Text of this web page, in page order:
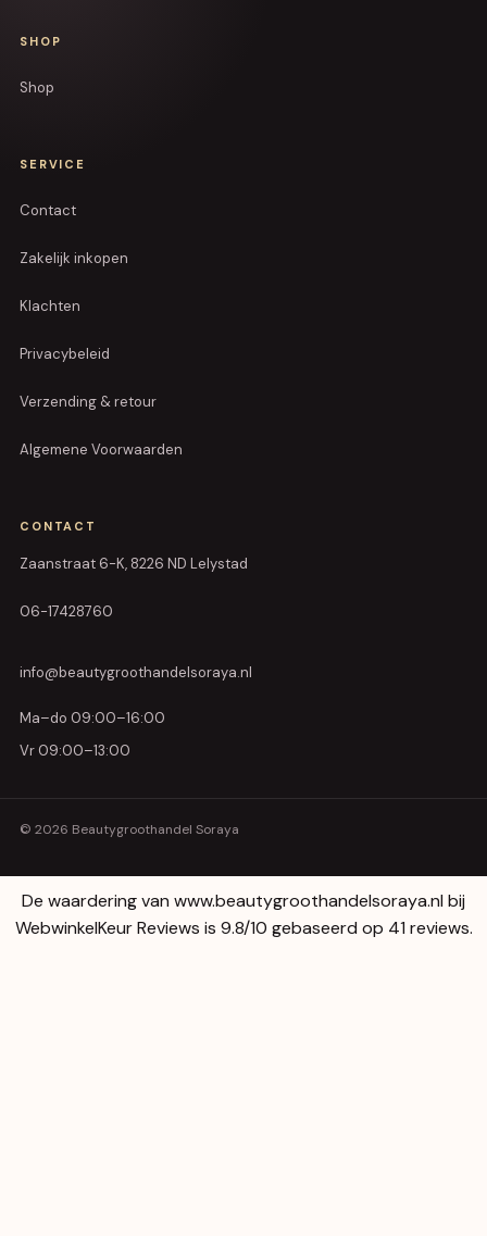
SHOP
Shop
SERVICE
Contact
Zakelijk inkopen
Klachten
Privacybeleid
Verzending & retour
Algemene Voorwaarden
CONTACT
Zaanstraat 6-K, 8226 ND Lelystad
06-17428760
info@beautygroothandelsoraya.nl
Ma–do 09:00–16:00
Vr 09:00–13:00
© 2026 Beautygroothandel Soraya
De waardering van www.beautygroothandelsoraya.nl bij
WebwinkelKeur Reviews is 9.8/10 gebaseerd op 41 reviews.